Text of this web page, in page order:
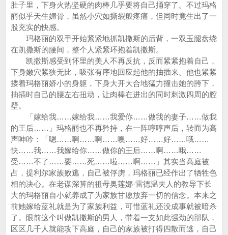
肚子里，下身火热坚硬的肉棒几乎要将自己捅穿了。不过玛格
丽似乎天生媚骨，虽然小穴如撕裂般疼痛，但同时竟生出了一
股充实的快感。
玛格丽的双手开始紧紧地抓凯撒斯的后背，一双玉腿盘绕
在凯撒斯的腰间，整个人紧紧环抱着凯撒斯。
凯撒斯感受到怀里的美人不再反抗，反而紧紧抱着自己，
下身嫩穴紧狭无比，吸张有序地回应起他的抽插来。他也紧紧
搂着玛格丽娇小的身躯，下身大开大合地猛力撞击她的胯下，
抽插时自己的腰左右扭动，让肉棒在进出的同时刺激四周的腔
壁。
「嫁给我……嫁给我……我爱你……做我的妻子……做我
的王后……」玛格丽也不再矜持，在一阵哼哼声后，转而为高
声呻吟：「嗯……啊……啊……噢……好……好……哦……
快……我……我嫁给你……做你的王后……啊……哦……
受……不了……要……死……啦……啊……」其实当高庭被
占，提利尔家族败逃，自己被俘虏，玛格丽已经作出了牺牲色
相的决心。在老谋深算的祖母奥莲娜·雷德温夫人的教导下长
大的玛格丽自小就养成了为家族甘愿放弃一切的信念。本来之
前她嫁给蓝礼就是为了家族利益，可惜蓝礼还没成事就被暗杀
了。眼前这个叫做凯撒斯的男人，带着一支如此强劲的部队，
区区几千人就能攻下高庭，自己的家族被打得四散而逃，自己